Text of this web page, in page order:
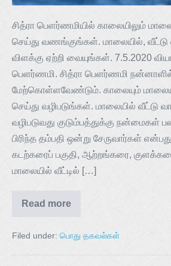
சித்ரா பெளர்ணமியில் காலையிலும்
செய்து வணங்குங்கள். மாலையில்,
விளக்கு ஏற்றி வையுங்கள். 7.5.2020
பெளர்ணமி. சித்ரா பெளர்ணமி
மேற்கொள்ளவேண்டும். காலையும்
செய்து வழிபடுங்கள். மாலையில் வீட்டு
வழிபடுவது குடும்பத்துக்கு நன்மைகள்
பிரிந்த தம்பதி ஒன்று சேருவார்கள்
கடற்கரைப் பகுதி, ஆற்றங்கரை,
மாலையில் வீட்டில் […]
Read more
Filed under: பொது தகவல்கள்